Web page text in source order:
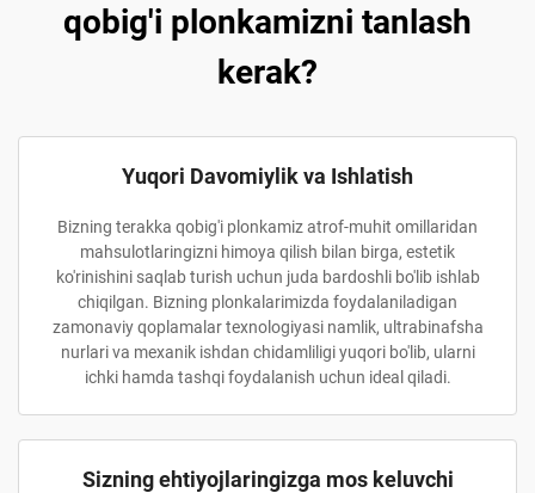
qobig'i plonkamizni tanlash
kerak?
Yuqori Davomiylik va Ishlatish
Bizning terakka qobig'i plonkamiz atrof-muhit omillaridan
mahsulotlaringizni himoya qilish bilan birga, estetik
ko'rinishini saqlab turish uchun juda bardoshli bo'lib ishlab
chiqilgan. Bizning plonkalarimizda foydalaniladigan
zamonaviy qoplamalar texnologiyasi namlik, ultrabinafsha
nurlari va mexanik ishdan chidamliligi yuqori bo'lib, ularni
ichki hamda tashqi foydalanish uchun ideal qiladi.
Sizning ehtiyojlaringizga mos keluvchi